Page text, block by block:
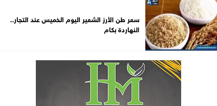
سعر طن الأرز الشعير اليوم الخميس عند التجار..
النهاردة بكام